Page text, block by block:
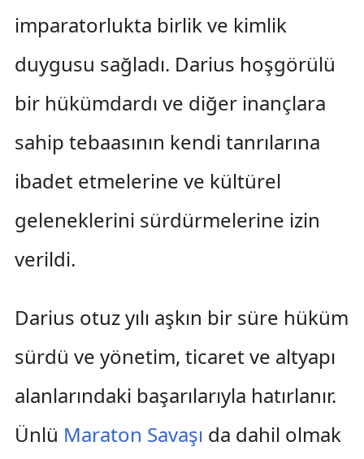
imparatorlukta birlik ve kimlik
duygusu sağladı. Darius hoşgörülü
bir hükümdardı ve diğer inançlara
sahip tebaasının kendi tanrılarına
ibadet etmelerine ve kültürel
geleneklerini sürdürmelerine izin
verildi.
Darius otuz yılı aşkın bir süre hüküm
sürdü ve yönetim, ticaret ve altyapı
alanlarındaki başarılarıyla hatırlanır.
Ünlü Maraton Savaşı da dahil olmak